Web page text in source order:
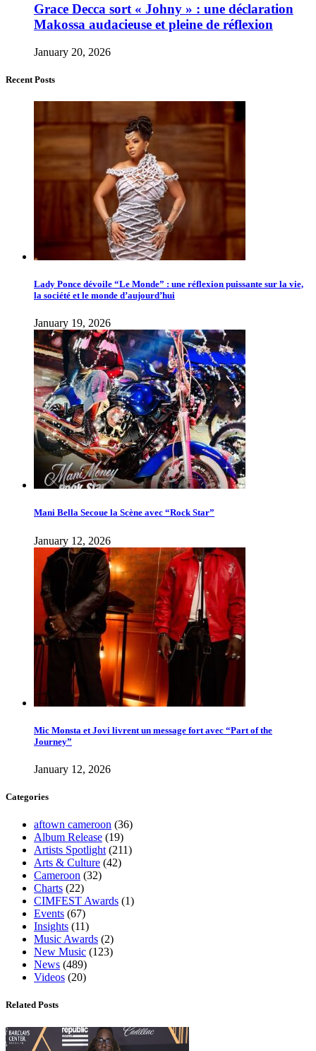
Grace Decca sort « Johny » : une déclaration
Makossa audacieuse et pleine de réflexion
January 20, 2026
Recent Posts
Lady Ponce dévoile “Le Monde” : une réflexion puissante sur la vie,
la société et le monde d’aujourd’hui
January 19, 2026
Mani Bella Secoue la Scène avec “Rock Star”
January 12, 2026
Mic Monsta et Jovi livrent un message fort avec “Part of the
Journey”
January 12, 2026
Categories
aftown cameroon (36)
Album Release (19)
Artists Spotlight (211)
Arts & Culture (42)
Cameroon (32)
Charts (22)
CIMFEST Awards (1)
Events (67)
Insights (11)
Music Awards (2)
New Music (123)
News (489)
Videos (20)
Related Posts